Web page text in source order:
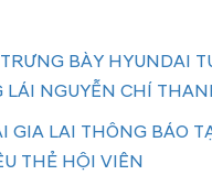
BÀY HYUNDAI
LÁI NGUYỄN CHÍ
GIA LAI THÔNG BÁO
THẺ HỘI VIÊN